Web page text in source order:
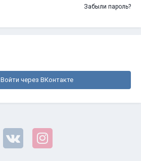
Забыли пароль?
Войти через ВКонтакте